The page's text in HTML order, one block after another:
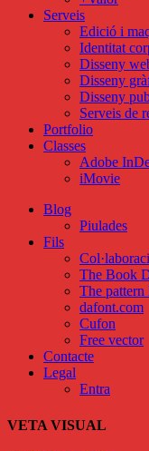
Serveis
Edició i
Identitat
Disseny
Disseny
Disseny
Serveis de
Portfolio
Classes
Adobe
iMovie
Blog
Piulades
Fils
The Book
The
dafont.com
Cufon
Free vector
Contacte
Legal
Entra
VETA VISUAL